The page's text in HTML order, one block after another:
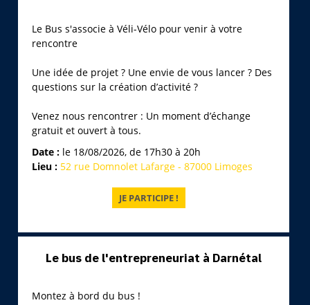
Le Bus s'associe à Véli-Vélo pour venir à votre
rencontre
Une idée de projet ? Une envie de vous lancer ? Des
questions sur la création d’activité ?
Venez nous rencontrer : Un moment d’échange
gratuit et ouvert à tous.
Date : le 18/08/2026, de 17h30 à 20h
Lieu : 52 rue Domnolet Lafarge - 87000 Limoges
Le bus de l'entrepreneuriat à Darnétal
Montez à bord du bus !